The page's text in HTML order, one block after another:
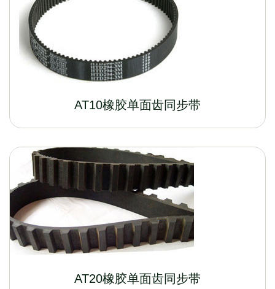
AT10橡胶单面齿同步带
AT20橡胶单面齿同步带